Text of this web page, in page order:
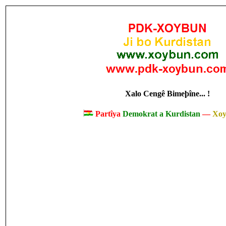
Xalo Cengê Bimeþîne... !
Partîya Demokrat a Kurdistan—